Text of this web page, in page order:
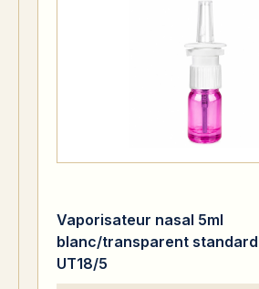
Vaporisateur nasal 5ml
blanc/transparent standard
UT18/5